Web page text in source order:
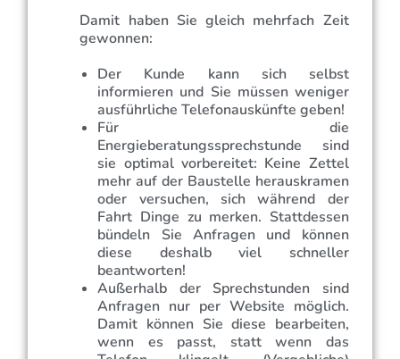
Damit haben Sie gleich mehrfach Zeit
gewonnen:
Der Kunde kann sich selbst
informieren und Sie müssen weniger
ausführliche Telefonauskünfte geben!
Für die
Energieberatungssprechstunde sind
sie optimal vorbereitet: Keine Zettel
mehr auf der Baustelle herauskramen
oder versuchen, sich während der
Fahrt Dinge zu merken. Stattdessen
bündeln Sie Anfragen und können
diese deshalb viel schneller
beantworten!
Außerhalb der Sprechstunden sind
Anfragen nur per Website möglich.
Damit können Sie diese bearbeiten,
wenn es passt, statt wenn das